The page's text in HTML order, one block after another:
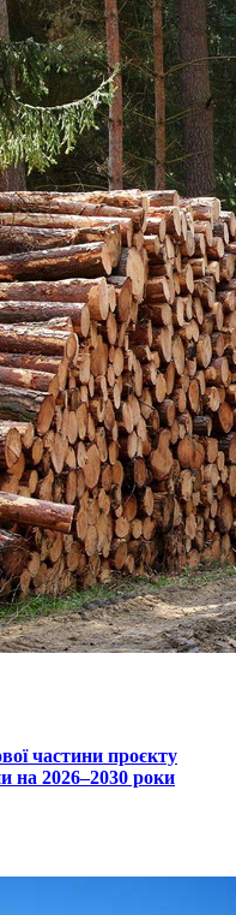
частини проєкту
на 2026–2030 роки